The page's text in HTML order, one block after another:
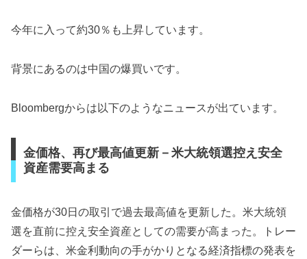
今年に入って約30％も上昇しています。
背景にあるのは中国の爆買いです。
Bloombergからは以下のようなニュースが出ています。
金価格、再び最高値更新－米大統領選控え安全
資産需要高まる
金価格が30日の取引で過去最高値を更新した。米大統領
選を直前に控え安全資産としての需要が高まった。トレー
ダーらは、米金利動向の手がかりとなる経済指標の発表を